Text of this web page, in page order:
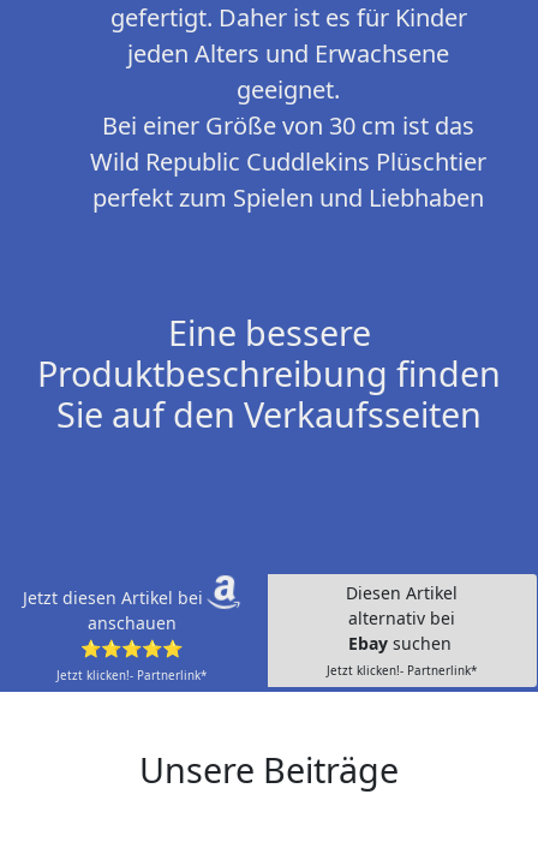
gefertigt. Daher ist es für Kinder
jeden Alters und Erwachsene
geeignet.
Bei einer Größe von 30 cm ist das
Wild Republic Cuddlekins Plüschtier
perfekt zum Spielen und Liebhaben
Eine bessere
Produktbeschreibung finden
Sie auf den Verkaufsseiten
Jetzt diesen Artikel bei
anschauen
⭐⭐⭐⭐⭐
Jetzt klicken!- Partnerlink*
Diesen Artikel
alternativ bei
Ebay suchen
Jetzt klicken!- Partnerlink*
Unsere Beiträge